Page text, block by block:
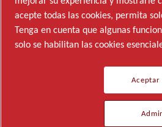
acepte todas las cookies, permita
Tenga en cuenta que algunas
solo se habilitan las cookies
Aceptar